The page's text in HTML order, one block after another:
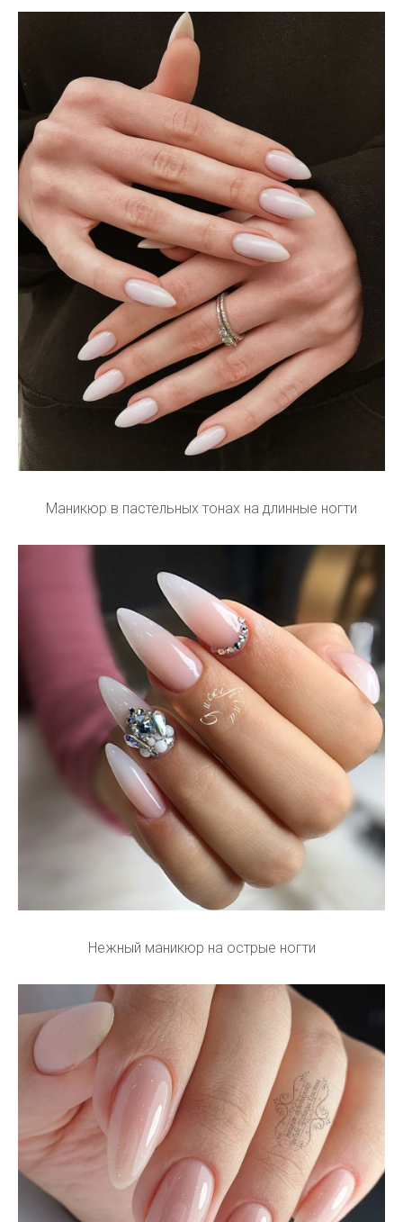
Маникюр в пастельных тонах на длинные ногти
Нежный маникюр на острые ногти